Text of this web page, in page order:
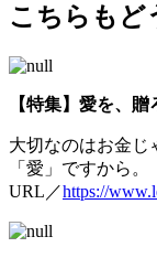
こちらもど
【特集】愛を、贈
大切なのはお金じ
「愛」ですから。
URL／https://